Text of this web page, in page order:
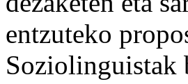
entzuteko
Soziolinguistak